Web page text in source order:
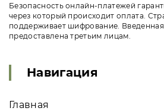
Безопасность онлайн-платежей
через который происходит оплата.
поддерживает шифрование.
предоставлена третьим лицам.
Навигация
Главная